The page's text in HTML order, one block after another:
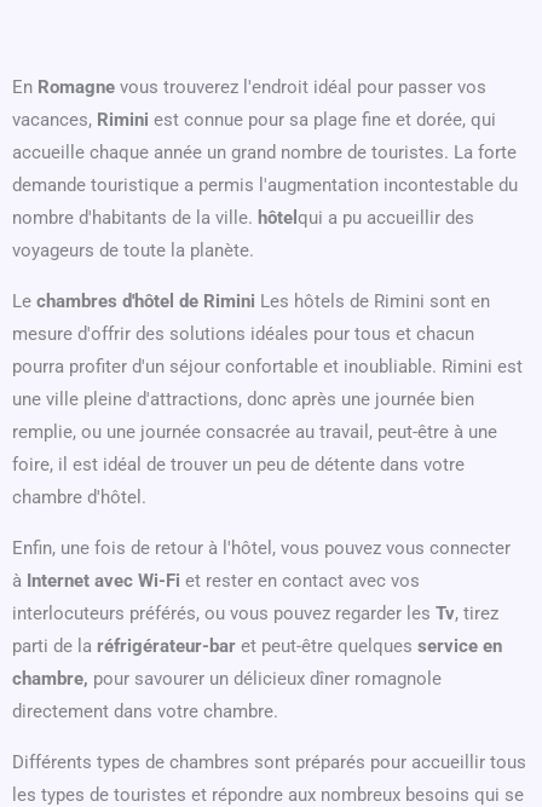
En Romagne vous trouverez l'endroit idéal pour passer vos
vacances, Rimini est connue pour sa plage fine et dorée, qui
accueille chaque année un grand nombre de touristes. La forte
demande touristique a permis l'augmentation incontestable du
nombre d'habitants de la ville. hôtel qui a pu accueillir des
voyageurs de toute la planète.
Le chambres d'hôtel de Rimini Les hôtels de Rimini sont en
mesure d'offrir des solutions idéales pour tous et chacun
pourra profiter d'un séjour confortable et inoubliable. Rimini est
une ville pleine d'attractions, donc après une journée bien
remplie, ou une journée consacrée au travail, peut-être à une
foire, il est idéal de trouver un peu de détente dans votre
chambre d'hôtel.
Enfin, une fois de retour à l'hôtel, vous pouvez vous connecter
à Internet avec Wi-Fi et rester en contact avec vos
interlocuteurs préférés, ou vous pouvez regarder les Tv, tirez
parti de la réfrigérateur-bar et peut-être quelques service en
chambre, pour savourer un délicieux dîner romagnole
directement dans votre chambre.
Différents types de chambres sont préparés pour accueillir tous
les types de touristes et répondre aux nombreux besoins qui se